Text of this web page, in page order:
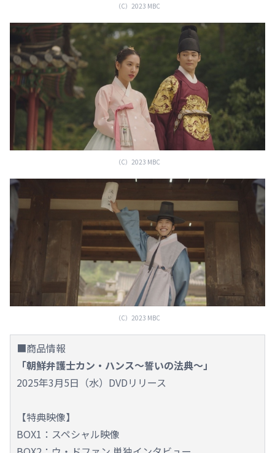
（C）2023 MBC
（C）2023 MBC
（C）2023 MBC
■商品情報
「朝鮮弁護士カン・ハンス～誓いの法典～」
2025年3月5日（水）DVDリリース
【特典映像】
BOX1：スペシャル映像